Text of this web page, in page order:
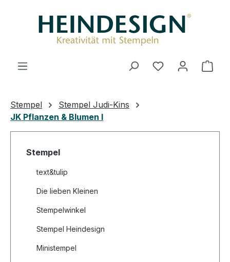
Du hast 0
Stempel
Stempel Judi-Kins
JK Pflanzen & Blumen I
Stempel
text&tulip
Die lieben Kleinen
Stempelwinkel
Stempel Heindesign
Ministempel